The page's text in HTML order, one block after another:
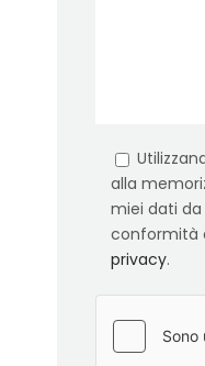
alla
miei dati
conformità
privacy.